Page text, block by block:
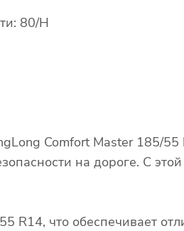
80/H
Comfort Master 185/
на дороге. С
R14, что обеспечивает